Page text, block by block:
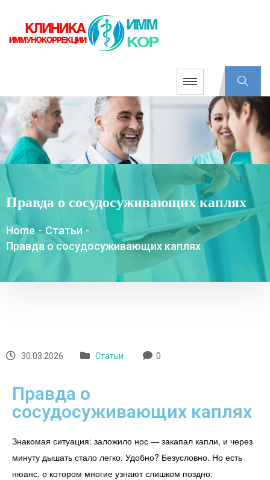
Правда о сосудосуживающих каплях
Home - Статьи -
Правда о сосудосуживающих каплях
30.03.2026 Статьи 0
Правда о
сосудосуживающих каплях
Знакомая ситуация: заложило нос — закапал капли, и через
минуту дышать стало легко. Удобно? Безусловно. Но есть
нюанс, о котором многие узнают слишком поздно.